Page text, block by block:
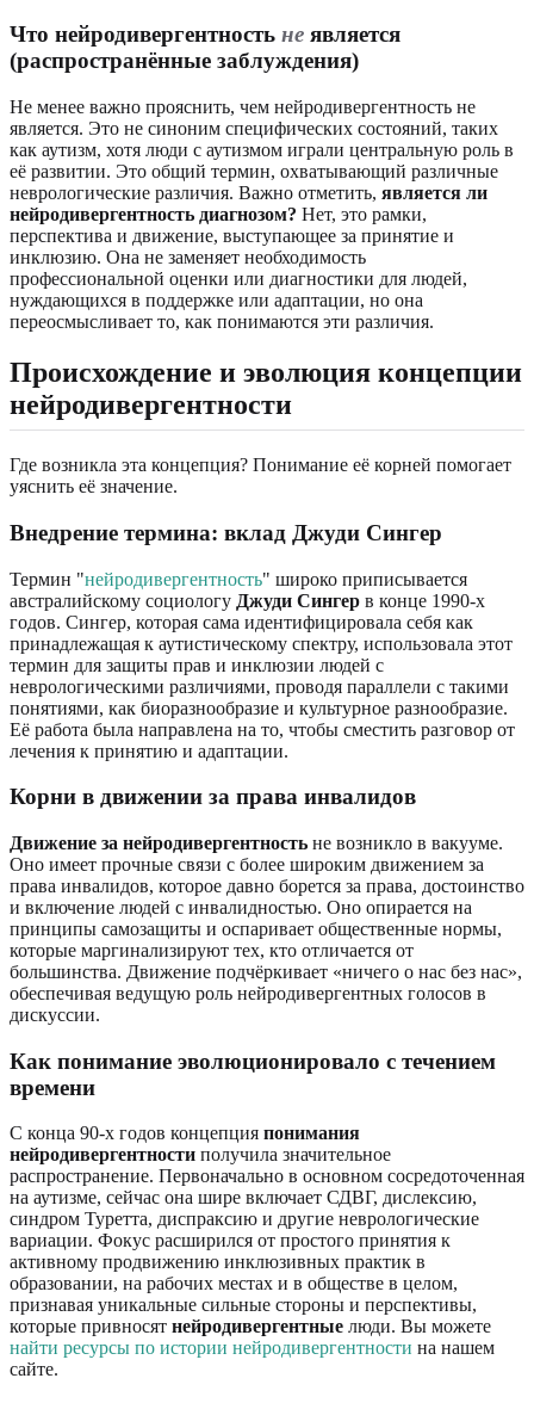
Что нейродивергентность не является
(распространённые заблуждения)
Не менее важно прояснить, чем нейродивергентность не
является. Это не синоним специфических состояний, таких
как аутизм, хотя люди с аутизмом играли центральную роль в
её развитии. Это общий термин, охватывающий различные
неврологические различия. Важно отметить, является ли
нейродивергентность диагнозом? Нет, это рамки,
перспектива и движение, выступающее за принятие и
инклюзию. Она не заменяет необходимость
профессиональной оценки или диагностики для людей,
нуждающихся в поддержке или адаптации, но она
переосмысливает то, как понимаются эти различия.
Происхождение и эволюция концепции
нейродивергентности
Где возникла эта концепция? Понимание её корней помогает
уяснить её значение.
Внедрение термина: вклад Джуди Сингер
Термин "нейродивергентность" широко приписывается
австралийскому социологу Джуди Сингер в конце 1990-х
годов. Сингер, которая сама идентифицировала себя как
принадлежащая к аутистическому спектру, использовала этот
термин для защиты прав и инклюзии людей с
неврологическими различиями, проводя параллели с такими
понятиями, как биоразнообразие и культурное разнообразие.
Её работа была направлена на то, чтобы сместить разговор от
лечения к принятию и адаптации.
Корни в движении за права инвалидов
Движение за нейродивергентность не возникло в вакууме.
Оно имеет прочные связи с более широким движением за
права инвалидов, которое давно борется за права, достоинство
и включение людей с инвалидностью. Оно опирается на
принципы самозащиты и оспаривает общественные нормы,
которые маргинализируют тех, кто отличается от
большинства. Движение подчёркивает «ничего о нас без нас»,
обеспечивая ведущую роль нейродивергентных голосов в
дискуссии.
Как понимание эволюционировало с течением
времени
С конца 90-х годов концепция понимания
нейродивергентности получила значительное
распространение. Первоначально в основном сосредоточенная
на аутизме, сейчас она шире включает СДВГ, дислексию,
синдром Туретта, диспраксию и другие неврологические
вариации. Фокус расширился от простого принятия к
активному продвижению инклюзивных практик в
образовании, на рабочих местах и в обществе в целом,
признавая уникальные сильные стороны и перспективы,
которые привносят нейродивергентные люди. Вы можете
найти ресурсы по истории нейродивергентности на нашем
сайте.